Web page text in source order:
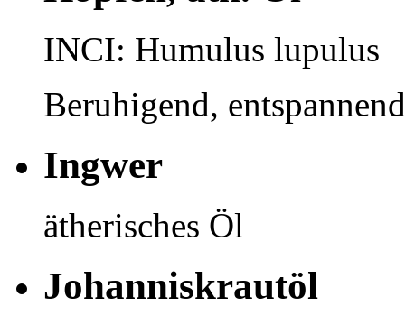
INCI: Humulus lupulus
Beruhigend,
Ingwer
ätherisches Öl
Johanniskrautöl